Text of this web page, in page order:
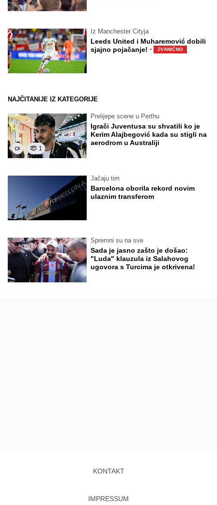
Iz Manchester Cityja
Leeds United i Muharemović dobili
sjajno pojačanje! · ZVANIČNO
NAJČITANIJE IZ KATEGORIJE
1
Prelijepe scene u Perthu
Igrači Juventusa su shvatili ko je
Kerim Alajbegović kada su stigli na
aerodrom u Australiji
Jačaju tim
Barcelona oborila rekord novim
ulaznim transferom
Spremni su na sve
Sada je jasno zašto je došao:
"Luda" klauzula iz Salahovog
ugovora s Turcima je otkrivena!
KONTAKT
IMPRESSUM